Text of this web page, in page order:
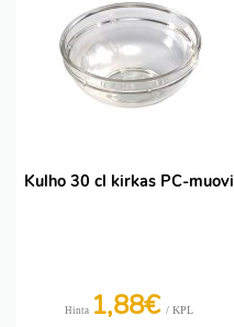
Kulho 30 cl kirkas PC-muovi
Hinta 1,88€ / KPL